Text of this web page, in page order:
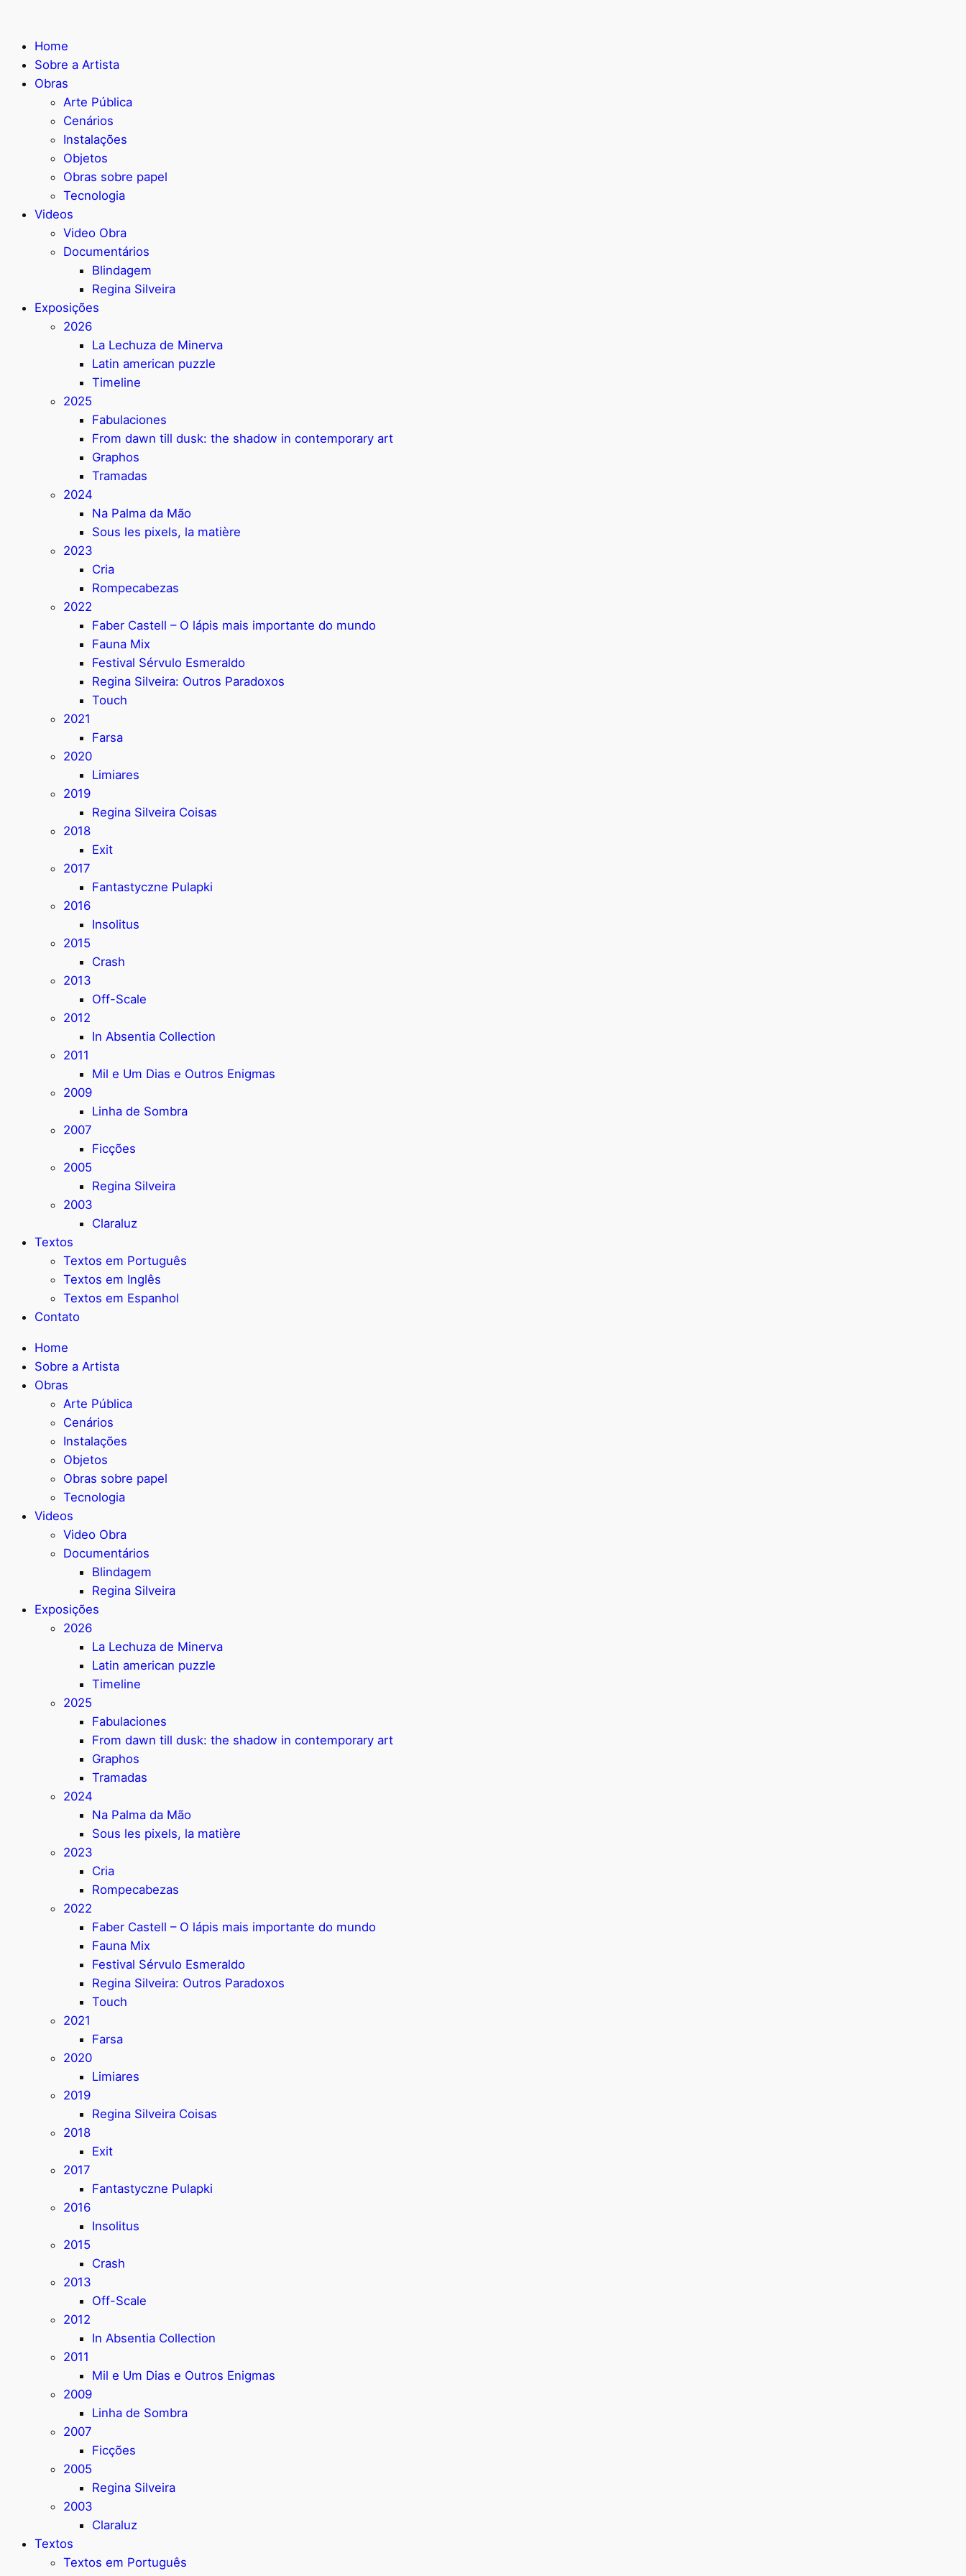
Home
Sobre a Artista
Obras
Arte Pública
Cenários
Instalações
Objetos
Obras sobre papel
Tecnologia
Videos
Video Obra
Documentários
Blindagem
Regina Silveira
Exposições
2026
La Lechuza de Minerva
Latin american puzzle
Timeline
2025
Fabulaciones
From dawn till dusk: the shadow in contemporary art
Graphos
Tramadas
2024
Na Palma da Mão
Sous les pixels, la matière
2023
Cria
Rompecabezas
2022
Faber Castell – O lápis mais importante do mundo
Fauna Mix
Festival Sérvulo Esmeraldo
Regina Silveira: Outros Paradoxos
Touch
2021
Farsa
2020
Limiares
2019
Regina Silveira Coisas
2018
Exit
2017
Fantastyczne Pulapki
2016
Insolitus
2015
Crash
2013
Off-Scale
2012
In Absentia Collection
2011
Mil e Um Dias e Outros Enigmas
2009
Linha de Sombra
2007
Ficções
2005
Regina Silveira
2003
Claraluz
Textos
Textos em Português
Textos em Inglês
Textos em Espanhol
Contato
Home
Sobre a Artista
Obras
Arte Pública
Cenários
Instalações
Objetos
Obras sobre papel
Tecnologia
Videos
Video Obra
Documentários
Blindagem
Regina Silveira
Exposições
2026
La Lechuza de Minerva
Latin american puzzle
Timeline
2025
Fabulaciones
From dawn till dusk: the shadow in contemporary art
Graphos
Tramadas
2024
Na Palma da Mão
Sous les pixels, la matière
2023
Cria
Rompecabezas
2022
Faber Castell – O lápis mais importante do mundo
Fauna Mix
Festival Sérvulo Esmeraldo
Regina Silveira: Outros Paradoxos
Touch
2021
Farsa
2020
Limiares
2019
Regina Silveira Coisas
2018
Exit
2017
Fantastyczne Pulapki
2016
Insolitus
2015
Crash
2013
Off-Scale
2012
In Absentia Collection
2011
Mil e Um Dias e Outros Enigmas
2009
Linha de Sombra
2007
Ficções
2005
Regina Silveira
2003
Claraluz
Textos
Textos em Português